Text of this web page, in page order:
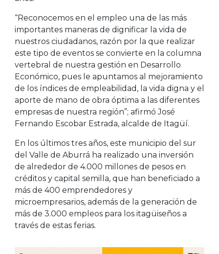
“Reconocemos en el empleo una de las más
importantes maneras de dignificar la vida de
nuestros ciudadanos, razón por la que realizar
este tipo de eventos se convierte en la columna
vertebral de nuestra gestión en Desarrollo
Económico, pues le apuntamos al mejoramiento
de los índices de empleabilidad, la vida digna y el
aporte de mano de obra óptima a las diferentes
empresas de nuestra región”; afirmó José
Fernando Escobar Estrada, alcalde de Itagüí.
En los últimos tres años, este municipio del sur
del Valle de Aburrá ha realizado una inversión
de alrededor de 4.000 millones de pesos en
créditos y capital semilla, que han beneficiado a
más de 400 emprendedores y
microempresarios, además de la generación de
más de 3.000 empleos para los itagüiseños a
través de estas ferias.